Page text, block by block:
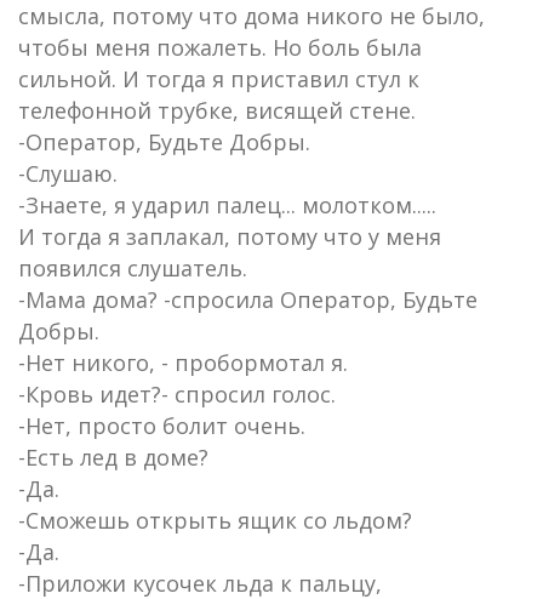
смысла, потому что дома никого не было,
чтобы меня пожалеть. Но боль была
сильной. И тогда я приставил стул к
телефонной трубке, висящей стене.
-Оператор, Будьте Добры.
-Слушаю.
-Знаете, я ударил палец... молотком.....
И тогда я заплакал, потому что у меня
появился слушатель.
-Мама дома? -спросила Оператор, Будьте
Добры.
-Нет никого, - пробормотал я.
-Кровь идет?- спросил голос.
-Нет, просто болит очень.
-Есть лед в доме?
-Да.
-Сможешь открыть ящик со льдом?
-Да.
-Приложи кусочек льда к пальцу,